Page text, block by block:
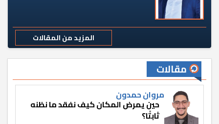
المزيد من المقالات
مقالات
مروان حمدون
حين يمرض المكان كيف نفقد ما نظنه
ثابتًا؟